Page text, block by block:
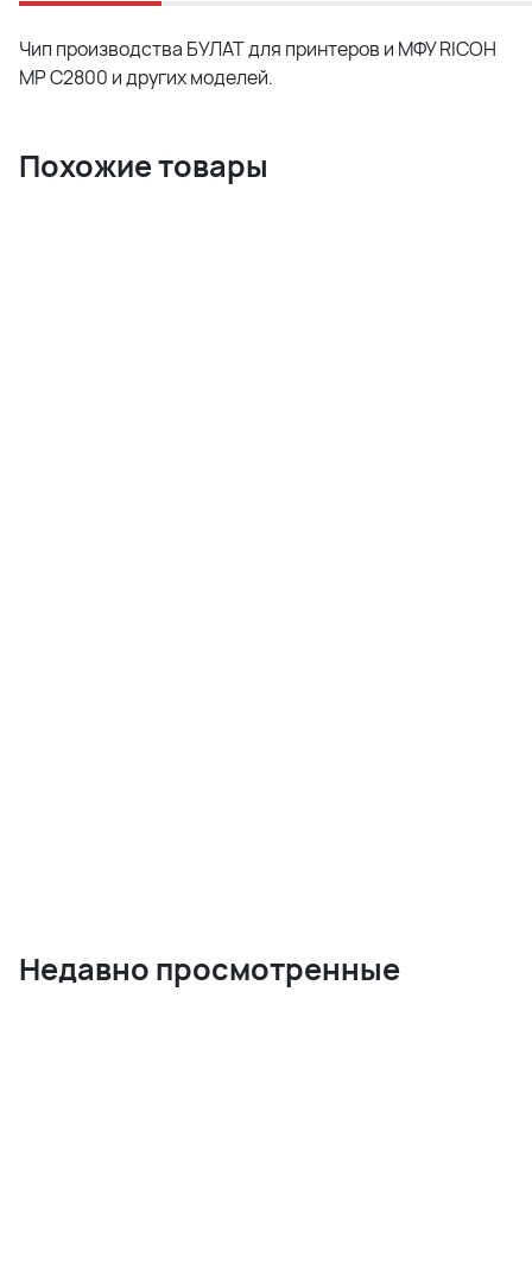
Чип производства БУЛАТ для принтеров и МФУ RICOH
MP C2800 и других моделей.
Похожие товары
Недавно просмотренные